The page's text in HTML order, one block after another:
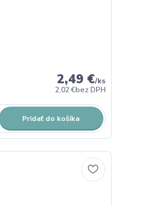
2,49 €/ks
2,02 €bez DPH
Pridať do košíka